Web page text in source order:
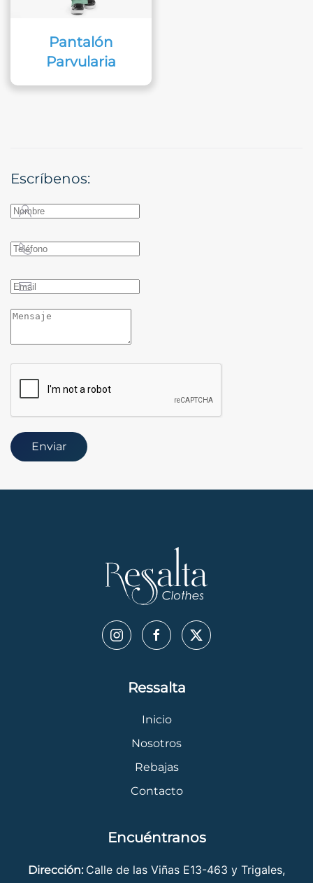
Pantalón
Parvularia
Escríbenos:
Enviar
Ressalta
Inicio
Nosotros
Rebajas
Contacto
Encuéntranos
Dirección: Calle de las Viñas E13-463 y Trigales,